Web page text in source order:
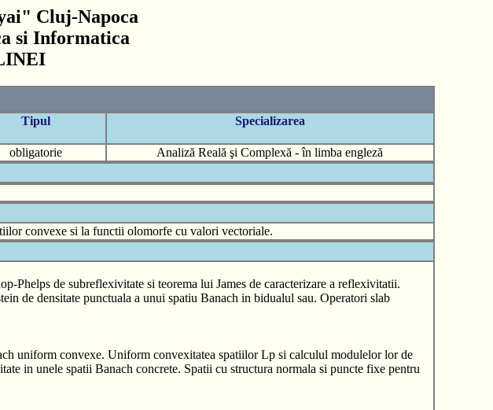
Cluj-Napoca
si Informatica
Tipul Specializarea
obligatorie Analiză Reală şi Complexă - în limba engleză
convexe si la functii olomorfe cu valori vectoriale.
Phelps de subreflexivitate si teorema lui James de caracterizare a reflexivitatii.
de densitate punctuala a unui spatiu Banach in bidualul sau. Operatori slab
uniform convexe. Uniform convexitatea spatiilor Lp si calculul modulelor lor de
in unele spatii Banach concrete. Spatii cu structura normala si puncte fixe pentru